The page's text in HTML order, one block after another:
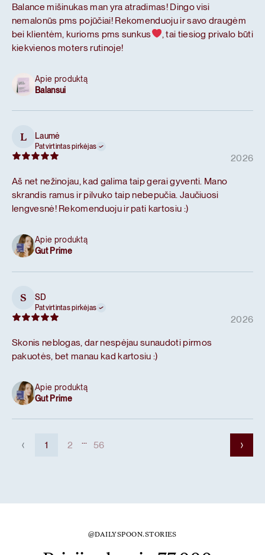
Balance mišinukas man yra atradimas! Dingo visi
nemalonūs pms pojūčiai! Rekomenduoju ir savo draugėm
bei klientėm, kurioms pms sunkus
, tai tiesiog privalo būti
kiekvienos moters rutinoje!
Apie produktą
Balansui
L Laumė
Patvirtintas pirkėjas
2026
Aš net nežinojau, kad galima taip gerai gyventi. Mano
skrandis ramus ir pilvuko taip nebepučia. Jaučiuosi
lengvesnė! Rekomenduoju ir pati kartosiu :)
Apie produktą
Gut Prime
S SD
Patvirtintas pirkėjas
2026
Skonis neblogas, dar nespėjau sunaudoti pirmos
pakuotės, bet manau kad kartosiu :)
Apie produktą
Gut Prime
1 2 ... 56
@DAILYSPOON.STORIES